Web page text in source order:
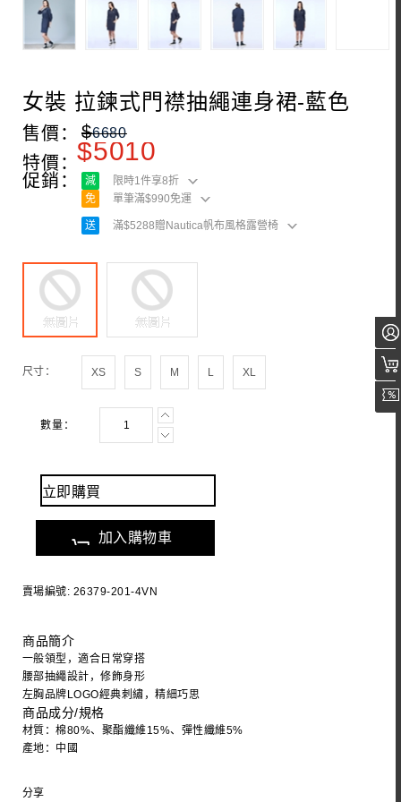
女裝 拉鍊式門襟抽繩連身裙-藍色
售價： $6680
特價：$5010
促銷： 減
限時1件享8折
免
單筆滿$990免運
送 滿$5288贈Nautica帆布風格露營椅
尺寸：
數量：
立即購買
加入購物車
賣場編號: 26379-201-4VN
商品簡介
一般領型，適合日常穿搭
腰部抽繩設計，修飾身形
左胸品牌LOGO經典刺繡，精細巧思
商品成分/規格
材質：棉80%、聚酯纖維15%、彈性纖維5%
產地：中國
分享